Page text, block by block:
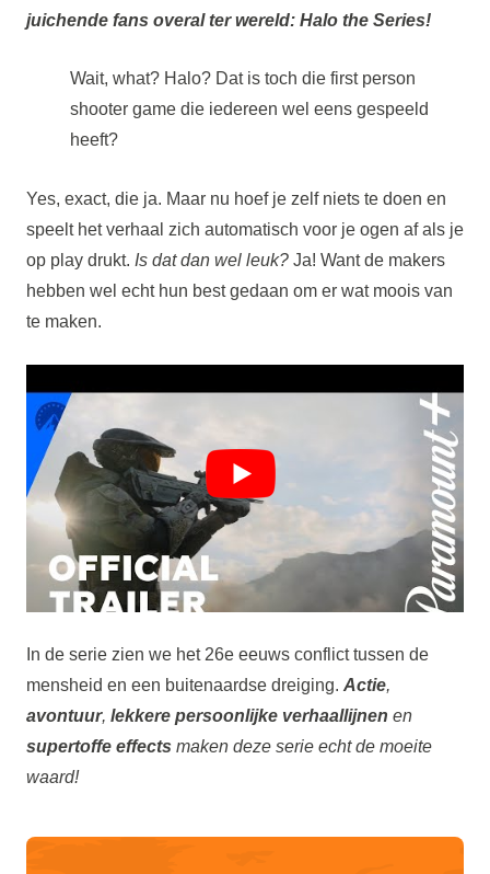
juichende fans overal ter wereld: Halo the Series!
Wait, what? Halo? Dat is toch die first person
shooter game die iedereen wel eens gespeeld
heeft?
Yes, exact, die ja. Maar nu hoef je zelf niets te doen en
speelt het verhaal zich automatisch voor je ogen af als je
op play drukt. Is dat dan wel leuk?Ja! Want de makers
hebben wel echt hun best gedaan om er wat moois van
te maken.
In de serie zien we het 26e eeuws conflict tussen de
mensheid en een buitenaardse dreiging. Actie,
avontuur, lekkere persoonlijke verhaallijnen en
supertoffe effects maken deze serie echt de moeite
waard!